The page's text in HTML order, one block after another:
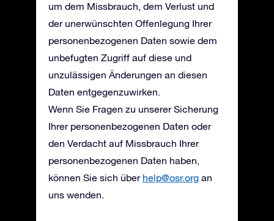
um dem Missbrauch, dem Verlust und
der unerwünschten Offenlegung Ihrer
personenbezogenen Daten sowie dem
unbefugten Zugriff auf diese und
unzulässigen Änderungen an diesen
Daten entgegenzuwirken.
Wenn Sie Fragen zu unserer Sicherung
Ihrer personenbezogenen Daten oder
den Verdacht auf Missbrauch Ihrer
personenbezogenen Daten haben,
können Sie sich über help@osr.org an
uns wenden.